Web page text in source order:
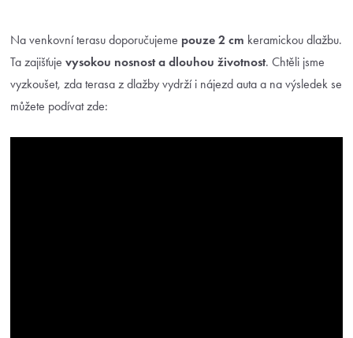
Na venkovní terasu doporučujeme pouze 2 cm keramickou dlažbu.
Ta zajišťuje vysokou nosnost a dlouhou životnost. Chtěli jsme
vyzkoušet, zda terasa z dlažby vydrží i nájezd auta a na výsledek se
můžete podívat zde: